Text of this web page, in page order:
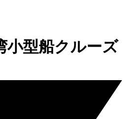
小型船クルーズ